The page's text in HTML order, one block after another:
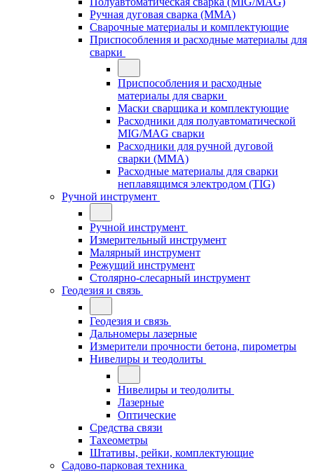
Ручная дуговая сварка (MMA)
Сварочные материалы и комплектующие
Приспособления и расходные материалы для
сварки
Приспособления и расходные
материалы для сварки
Маски сварщика и комплектующие
Расходники для полуавтоматической
MIG/MAG сварки
Расходники для ручной дуговой
сварки (MMA)
Расходные материалы для сварки
неплавящимся электродом (TIG)
Ручной инструмент
Ручной инструмент
Измерительный инструмент
Малярный инструмент
Режущий инструмент
Столярно-слесарный инструмент
Геодезия и связь
Геодезия и связь
Дальномеры лазерные
Измерители прочности бетона, пирометры
Нивелиры и теодолиты
Нивелиры и теодолиты
Лазерные
Оптические
Средства связи
Тахеометры
Штативы, рейки, комплектующие
Садово-парковая техника